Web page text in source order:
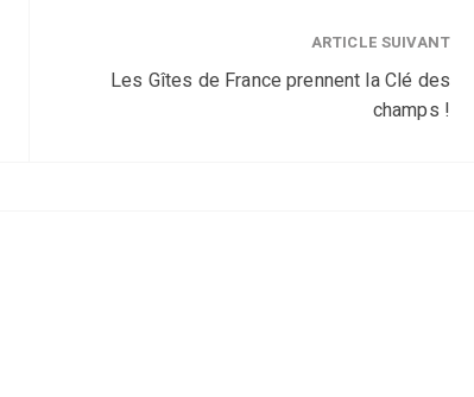
ARTICLE SUIVANT
Les Gîtes de France prennent la Clé des
champs !